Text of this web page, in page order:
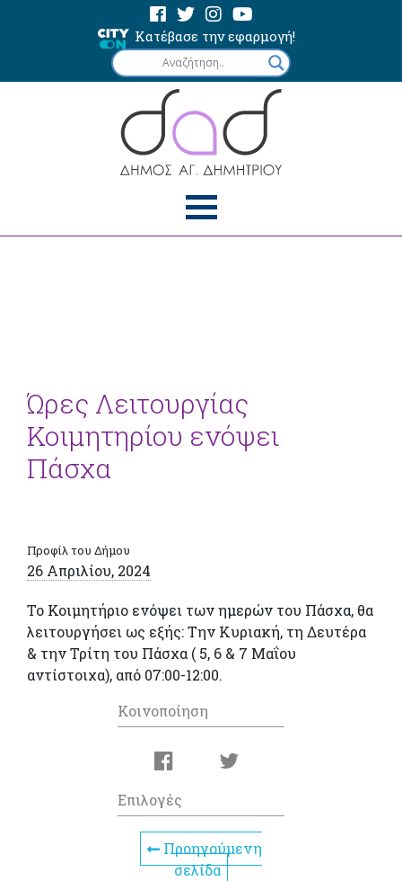
Κατέβασε την εφαρμογή!
Ώρες Λειτουργίας
Κοιμητηρίου ενόψει
Πάσχα
Προφίλ του Δήμου
26 Απριλίου, 2024
Το Κοιμητήριο ενόψει των ημερών του Πάσχα, θα
λειτουργήσει ως εξής: Την Κυριακή, τη Δευτέρα
& την Τρίτη του Πάσχα ( 5, 6 & 7 Μαΐου
αντίστοιχα), από 07:00-12:00.
Κοινοποίηση
Επιλογές
Προηγούμενη
σελίδα